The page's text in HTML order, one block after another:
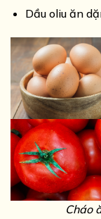
Dầu oliu ăn
Cháo